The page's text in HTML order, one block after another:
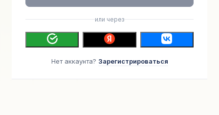
или через
Нет аккаунта? Зарегистрироваться